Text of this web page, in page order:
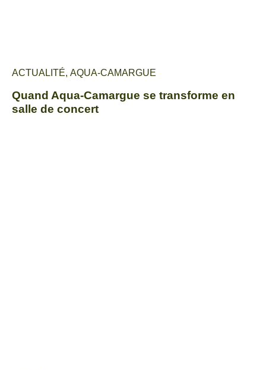
ACTUALITÉ, AQUA-CAMARGUE
Quand Aqua-Camargue se transforme en
salle de concert